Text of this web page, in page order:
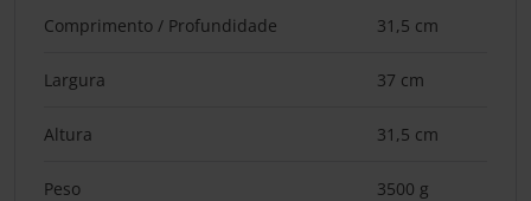
Comprimento / Profundidade 31,5 cm
Largura 37 cm
Altura 31,5 cm
Peso 3500 g